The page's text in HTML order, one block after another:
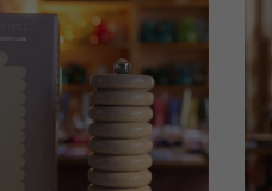
AL CARRITO